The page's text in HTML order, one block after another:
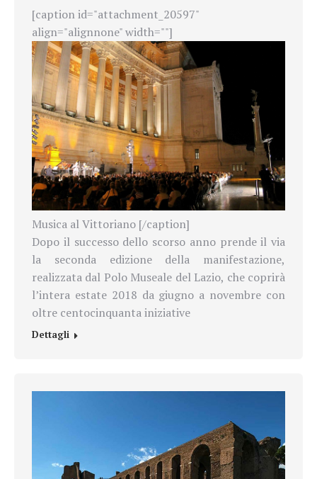
[caption id="attachment_20597"
align="alignnone" width=""]
Musica al Vittoriano [/caption]
Dopo il successo dello scorso anno prende il via
la seconda edizione della manifestazione,
realizzata dal Polo Museale del Lazio, che coprirà
l’intera estate 2018 da giugno a novembre con
oltre centocinquanta iniziative
Dettagli